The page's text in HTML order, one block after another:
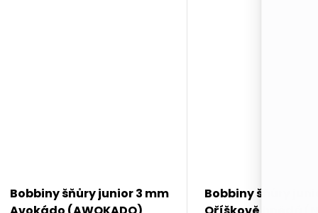
Bobbiny šňůry junior 3 mm
Bobbiny šňůry